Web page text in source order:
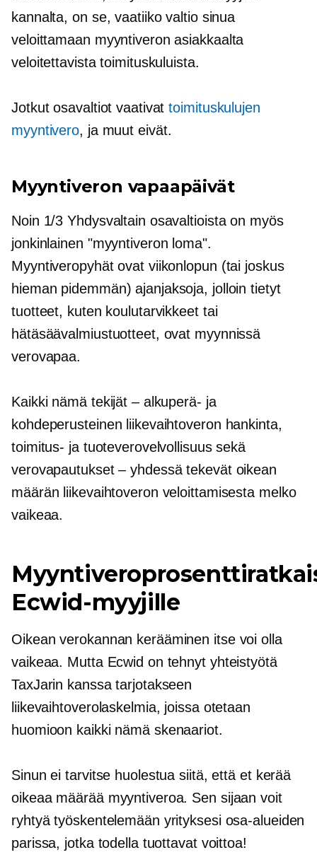
kannalta, on se, vaatiiko valtio sinua
veloittamaan myyntiveron asiakkaalta
veloitettavista toimituskuluista.
Jotkut osavaltiot vaativattoimituskulujen
myyntivero, ja muut eivät.
Myyntiveron vapaapäivät
Noin 1/3 Yhdysvaltain osavaltioista on myös
jonkinlainen "myyntiveron loma".
Myyntiveropyhät ovat viikonlopun (tai joskus
hieman pidemmän) ajanjaksoja, jolloin tietyt
tuotteet, kuten koulutarvikkeet tai
hätäsäävalmiustuotteet, ovat myynnissä
verovapaa.
Kaikki nämä tekijät – alkuperä- ja
kohdeperusteinen liikevaihtoveron hankinta,
toimitus- ja tuoteverovelvollisuus sekä
verovapautukset – yhdessä tekevät oikean
määrän liikevaihtoveron veloittamisesta melko
vaikeaa.
Ecwid-myyjille
Oikean verokannan kerääminen itse voi olla
vaikeaa. Mutta Ecwid on tehnyt yhteistyötä
TaxJarin kanssa tarjotakseen
liikevaihtoverolaskelmia, joissa otetaan
huomioon kaikki nämä skenaariot.
Sinun ei tarvitse huolestua siitä, että et kerää
oikeaa määrää myyntiveroa. Sen sijaan voit
ryhtyä työskentelemään yrityksesi osa-alueiden
parissa, jotka todella tuottavat voittoa!